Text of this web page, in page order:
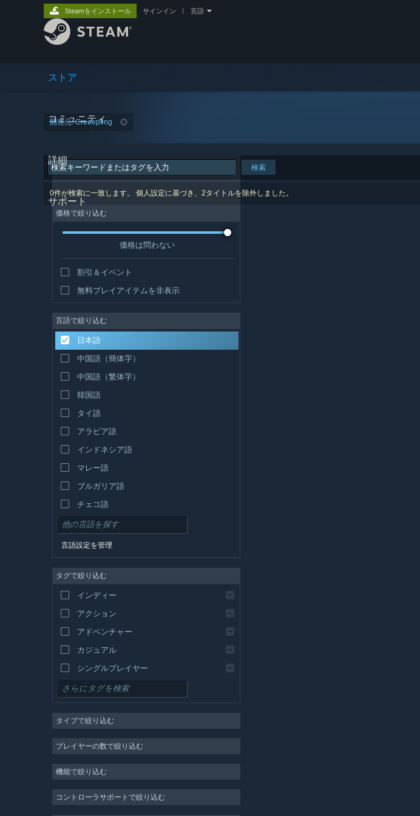
ストア
コミュニティ
詳細
サポート
Steamをインストール サインイン 言語
開発元: Creeepling
検索
0件が検索に一致します。 個人設定に基づき、2タイトルを除外しました。
価格で絞り込む
価格は問わない
割引＆イベント
無料プレイアイテムを非表示
言語で絞り込む
日本語
中国語（簡体字）
中国語（繁体字）
韓国語
タイ語
アラビア語
インドネシア語
マレー語
ブルガリア語
チェコ語
デンマーク語
ドイツ語
スペイン語 - スペイン
スペイン語－ラテンアメリカ
ギリシャ語
言語設定を管理
タグで絞り込む
インディー
アクション
アドベンチャー
カジュアル
シングルプレイヤー
シミュレーション
ストラテジー
3D
無料プレイ
タイプで絞り込む
プレイヤーの数で絞り込む
機能で絞り込む
コントローラサポートで絞り込む